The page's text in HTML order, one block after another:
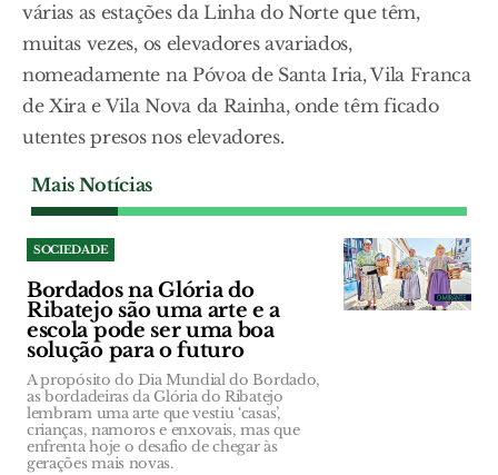
várias as estações da Linha do Norte que têm,
muitas vezes, os elevadores avariados,
nomeadamente na Póvoa de Santa Iria, Vila Franca
de Xira e Vila Nova da Rainha, onde têm ficado
utentes presos nos elevadores.
Mais Notícias
SOCIEDADE
Bordados na Glória do
Ribatejo são uma arte e a
escola pode ser uma boa
solução para o futuro
A propósito do Dia Mundial do Bordado,
as bordadeiras da Glória do Ribatejo
lembram uma arte que vestiu ‘casas’,
crianças, namoros e enxovais, mas que
enfrenta hoje o desafio de chegar às
gerações mais novas.